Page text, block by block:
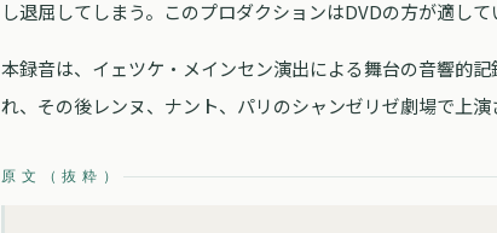
し退屈してしまう。このプロダクションはDVDの方が適して
本録音は、イェツケ・メインセン演出による舞台の音響的
れ、その後レンヌ、ナント、パリのシャンゼリゼ劇場で上演
原文（抜粋）